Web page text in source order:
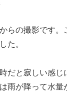
らの撮影です。
た。
だと寂しい感
雨が降って水量